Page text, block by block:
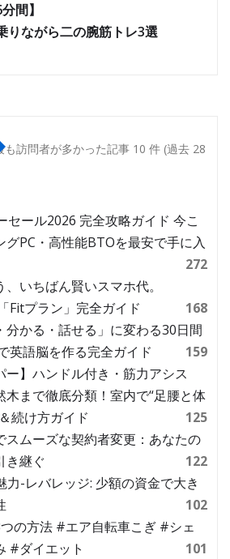
間】
りながら二の腕筋トレ3選
最も訪問者が多かった記事 10 件 (過去 28
セール2026 完全攻略ガイド 今こ
グPC・高性能BTOを最安で手に入
272
いちばん賢いスマホ代。
Fitプラン」完全ガイド
168
分かる・話せる」に変わる30日間
英語脳を作る完全ガイド
159
ー】ハンドル付き・筋力アシス
木まで徹底分類！室内で“足腰と体
続け方ガイド
125
スムーズな契約者変更：あなたの
き継ぐ
122
力-レバレッジ: 少額の資金で大き
102
の方法 #エア自転車こぎ #シェ
#ダイエット
101